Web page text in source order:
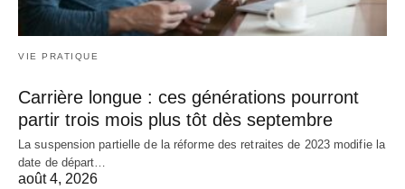
VIE PRATIQUE
Carrière longue : ces générations pourront
partir trois mois plus tôt dès septembre
La suspension partielle de la réforme des retraites de 2023 modifie la
date de départ…
août 4, 2026